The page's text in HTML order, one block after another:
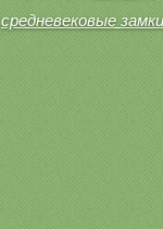
средневековые замки